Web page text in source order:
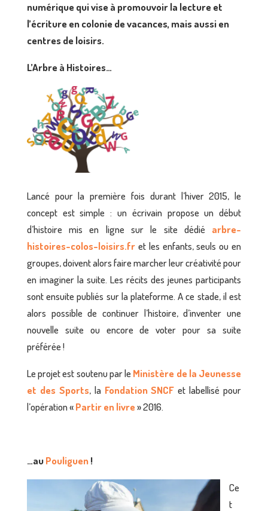
numérique qui vise à promouvoir la lecture et
l’écriture en colonie de vacances, mais aussi en
centres de loisirs.
L’Arbre à Histoires…
Lancé pour la première fois durant l’hiver 2015, le
concept est simple : un écrivain propose un début
d’histoire mis en ligne sur le site dédié arbre-
histoires-colos-loisirs.fr et les enfants, seuls ou en
groupes, doivent alors faire marcher leur créativité pour
en imaginer la suite. Les récits des jeunes participants
sont ensuite publiés sur la plateforme. A ce stade, il est
alors possible de continuer l’histoire, d’inventer une
nouvelle suite ou encore de voter pour sa suite
préférée !
Le projet est soutenu par le Ministère de la Jeunesse
et des Sports, la Fondation SNCF et labellisé pour
l’opération «Partir en livre» 2016.
…auPouliguen!
Ce
t